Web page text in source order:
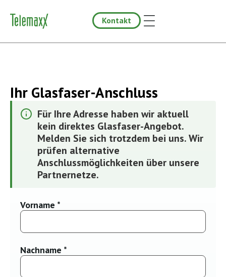
Kontakt
Ihr Glasfaser-Anschluss
Für Ihre Adresse haben wir aktuell
kein direktes Glasfaser-Angebot.
Melden Sie sich trotzdem bei uns. Wir
prüfen alternative
Anschlussmöglichkeiten über unsere
Partnernetze.
Vorname *
Nachname *